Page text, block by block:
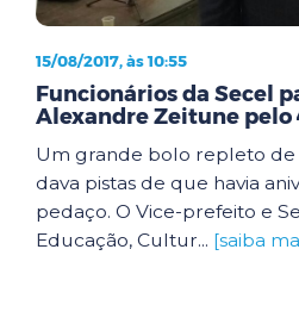
15/08/2017, às 10:55
Funcionários da Secel
Alexandre Zeitune pelo
Um grande bolo repleto
dava pistas de que havia
pedaço. O Vice-prefeito e
Educação, Cultur... [saiba